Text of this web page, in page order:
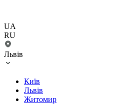
UA
RU
Львів
Київ
Львів
Житомир